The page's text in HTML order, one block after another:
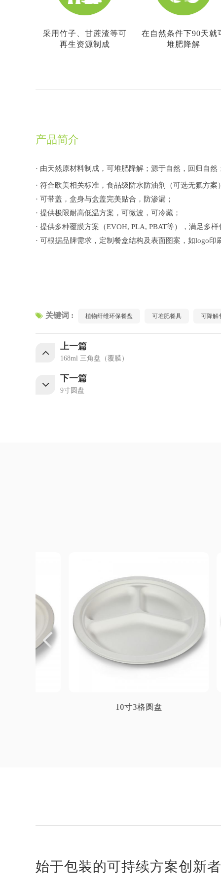
采用竹子、甘蔗渣等可
再生资源制成
在自然条件下90天就
堆肥降解
产品简介
· 由天然原材料制成，可堆肥降解；源于自然，回归自然
· 符合欧美相关标准，食品级防水防油剂（可选无氟方
· 可带盖，盒身与盒盖完美贴合，防渗漏；
· 提供极限耐高低温方案，可微波，可冷藏；
· 提供多种覆膜方案（EVOH, PLA, PBAT等），满足多
· 可根据品牌需求，定制餐盒结构及表面图案，如logo印
关键词 : 植物纤维环保餐盘 可堆肥餐具 可降解
上一篇
168ml 三角盘（覆膜）
下一篇
9寸圆盘
10寸3格圆盘
始于包装的可持续方案创新者